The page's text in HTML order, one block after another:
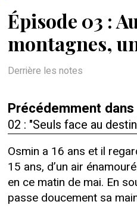
Épisode 03 :
montagnes,
Derrière les notes
Précédemment
02 : "Seuls face au
Osmin a 16 ans et il
15 ans, d’un air
en ce matin de mai. En
passe doucement sa